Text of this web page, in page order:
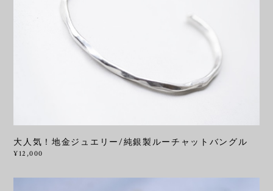
大人気！地金ジュエリー/純銀製ルーチャットバングル
¥12,000